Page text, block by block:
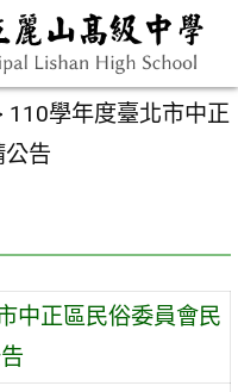
110學年度臺北市中正
告
中正區民俗委員會民